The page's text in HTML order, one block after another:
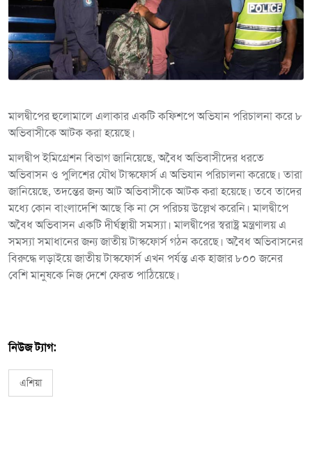
মালদ্বীপের হুলোমালে এলাকার একটি কফিশপে অভিযান পরিচালনা করে ৮
অভিবাসীকে আটক করা হয়েছে।
মালদ্বীপ ইমিগ্রেশন বিভাগ জানিয়েছে, অবৈধ অভিবাসীদের ধরতে
অভিবাসন ও পুলিশের যৌথ টাস্কফোর্স এ অভিযান পরিচালনা করেছে। তারা
জানিয়েছে, তদন্তের জন্য আট অভিবাসীকে আটক করা হয়েছে। তবে তাদের
মধ্যে কোন বাংলাদেশি আছে কি না সে পরিচয় উল্লেখ করেনি। মালদ্বীপে
অবৈধ অভিবাসন একটি দীর্ঘস্থায়ী সমস্যা। মালদ্বীপের স্বরাষ্ট্র মন্ত্রণালয় এ
সমস্যা সমাধানের জন্য জাতীয় টাস্কফোর্স গঠন করেছে। অবৈধ অভিবাসনের
বিরুদ্ধে লড়াইয়ে জাতীয় টাস্কফোর্স এখন পর্যন্ত এক হাজার ৮০০ জনের
বেশি মানুষকে নিজ দেশে ফেরত পাঠিয়েছে।
নিউজ ট্যাগ:
এশিয়া